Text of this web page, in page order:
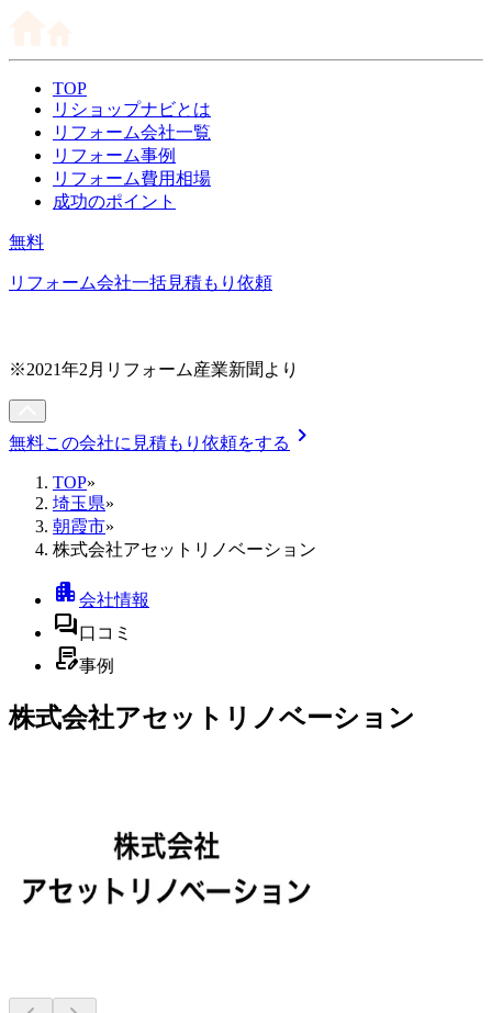
TOP
リショップナビとは
リフォーム会社一覧
リフォーム事例
リフォーム費用相場
成功のポイント
無料
リフォーム会社一括見積もり依頼
※2021年2月リフォーム産業新聞より
無料この会社に見積もり依頼をする chevron_right
TOP»
埼玉県»
朝霞市»
株式会社アセットリノベーション
apartment会社情報
forum口コミ
contract_edit事例
株式会社アセットリノベーション